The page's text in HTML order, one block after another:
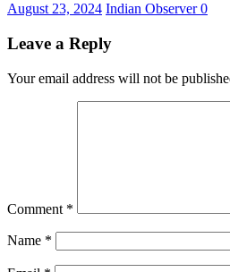
August 23, 2024 Indian Observer0
Leave a Reply
Your email address will not be
Comment *
Name *